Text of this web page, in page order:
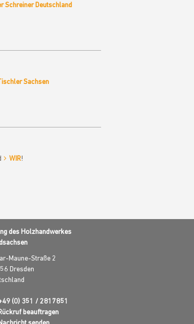
Schreiner Deutschland
Sachsen
WIR!
des Holzhandwerkes
Maune-Straße 2
Dresden
(0) 351 / 2817851
beauftragen